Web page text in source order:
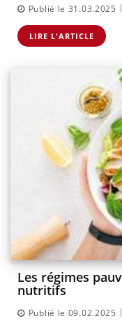
Publié le 31.03.2025 |
LIRE L'ARTICLE
Les régimes
nutritifs
Publié le 09.02.2025 |